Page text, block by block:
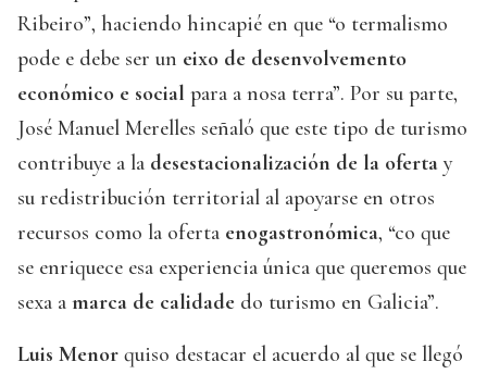
Ribeiro”, haciendo hincapié en que “o termalismo
pode e debe ser un eixo de desenvolvemento
económico e social para a nosa terra”. Por su parte,
José Manuel Merelles señaló que este tipo de turismo
contribuye a la desestacionalización de la oferta y
su redistribución territorial al apoyarse en otros
recursos como la oferta enogastronómica, “co que
se enriquece esa experiencia única que queremos que
sexa a marca de calidade do turismo en Galicia”.
Luis Menor quiso destacar el acuerdo al que se llegó